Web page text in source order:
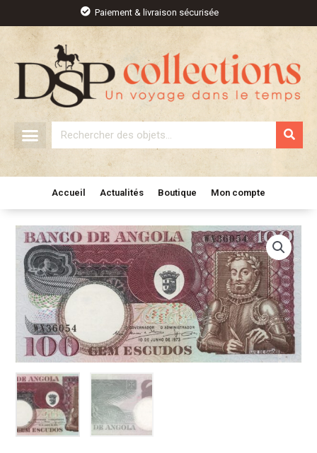
contenu
Paiement & livraison sécurisée
Rechercher
Accueil Actualités Boutique Mon compte